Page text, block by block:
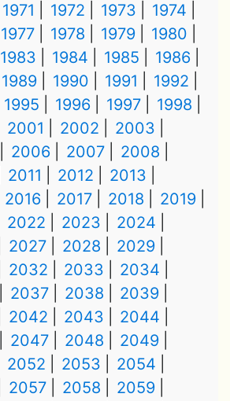
1971 1972 1973
1974
1977 1978 1979
1980
1983 1984 1985
1986
1989 1990 1991
1992
1995 1996 1997
1998
2001 2002
2003
2006 2007
2008
2011 2012
2013
2016 2017 2018
2019
2022 2023
2024
2027 2028
2029
2032 2033
2034
2037 2038
2039
2042 2043
2044
2047 2048
2049
2052 2053
2054
2057 2058
2059